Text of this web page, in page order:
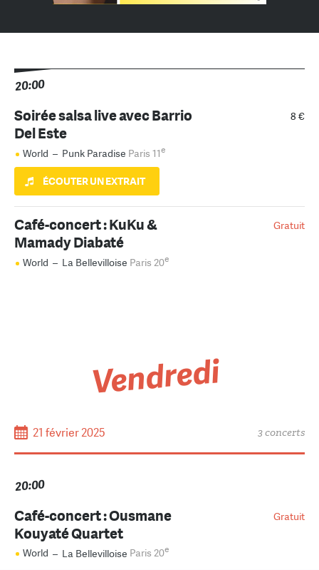
20:00
8 €
Soirée salsa live avec Barrio
Del Este
World – Punk Paradise Paris 11e
ÉCOUTER UN EXTRAIT
Gratuit
Café-concert : KuKu &
Mamady Diabaté
World – La Bellevilloise Paris 20e
Vendredi
21 février 2025 3 concerts
20:00
Gratuit
Café-concert : Ousmane
Kouyaté Quartet
World – La Bellevilloise Paris 20e